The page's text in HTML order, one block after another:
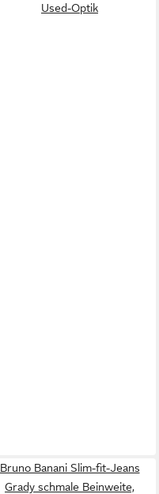
Used-Optik
Bruno Banani Slim-fit-Jeans
Grady schmale Beinweite,